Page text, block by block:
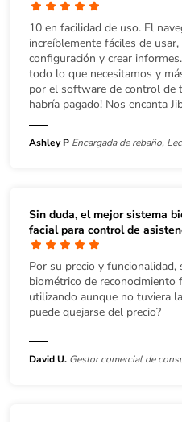
10 en facilidad de uso. El
increíblemente fáciles de
configuración y crear
todo lo que necesitamos y
por el software de control de
habría pagado! Nos encanta
Ashley P Encargada de rebaño,
Sin duda, el mejor sistema
facial para control de
Por su precio y
biométrico de reconocimiento
utilizando aunque no tuviera
puede quejarse del precio?
David U. Gestor comercial de